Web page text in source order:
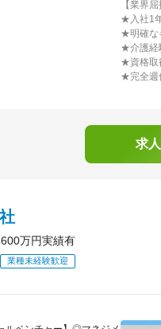
【業界
★入社1
★明確な
★介護経
★資格取
★完全週
求
万円実績有
業種未経験歓迎